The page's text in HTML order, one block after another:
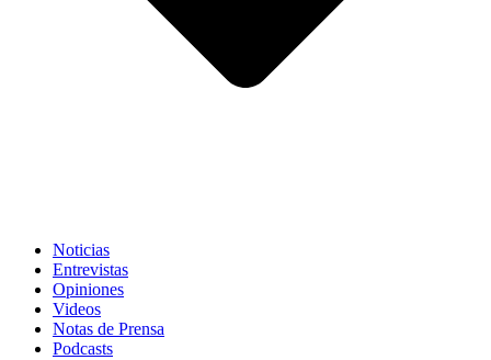
Noticias
Entrevistas
Opiniones
Videos
Notas de Prensa
Podcasts